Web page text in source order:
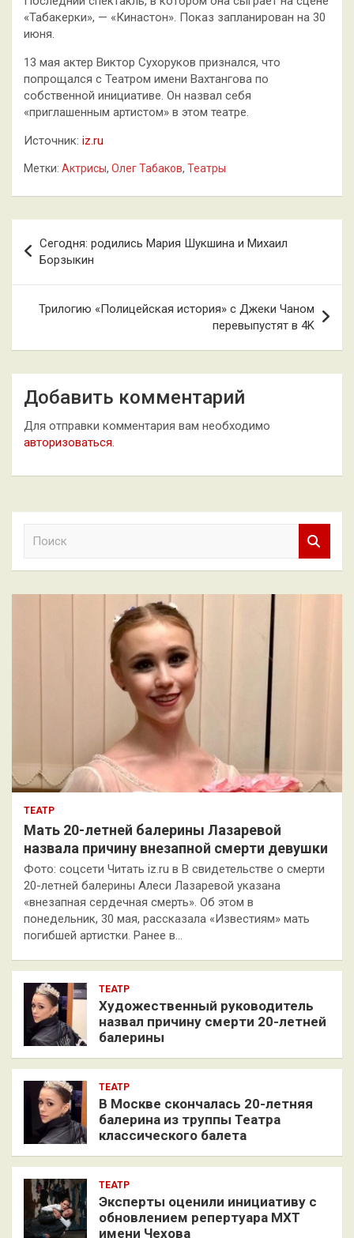
«Табакерки», — «Кинастон». Показ запланирован на 30
июня.
13 мая актер Виктор Сухоруков признался, что
попрощался с Театром имени Вахтангова по
собственной инициативе. Он назвал себя
«приглашенным артистом» в этом театре.
Источник: iz.ru
Метки: Актрисы, Олег Табаков, Театры
по
записям
Сегодня: родились Мария Шукшина и Михаил
Борзыкин
Трилогию «Полицейская история» с Джеки Чаном
перевыпустят в 4K
Добавить комментарий
Для отправки комментария вам необходимо
авторизоваться.
к
ТЕАТР
Мать 20-летней балерины Лазаревой
назвала причину внезапной смерти девушки
Фото: соцсети Читать iz.ru в В свидетельстве о смерти
20-летней балерины Алеси Лазаревой указана
«внезапная сердечная смерть». Об этом в
понедельник, 30 мая, рассказала «Известиям» мать
погибшей артистки. Ранее в…
ТЕАТР
Художественный руководитель
назвал причину смерти 20-летней
балерины
ТЕАТР
В Москве скончалась 20-летняя
балерина из труппы Театра
классического балета
ТЕАТР
Эксперты оценили инициативу с
обновлением репертуара МХТ
имени Чехова